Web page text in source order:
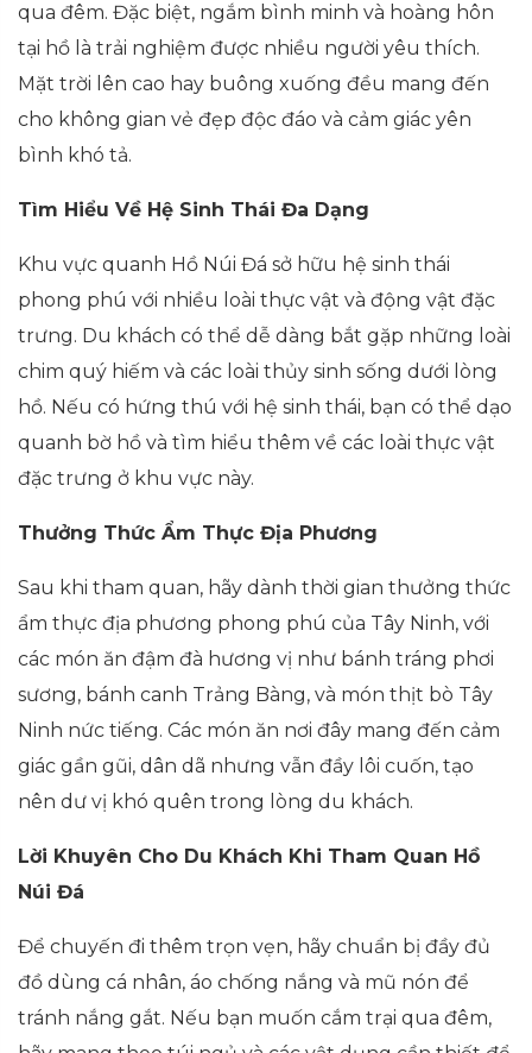
qua đêm. Đặc biệt, ngắm bình minh và hoàng hôn
tại hồ là trải nghiệm được nhiều người yêu thích.
Mặt trời lên cao hay buông xuống đều mang đến
cho không gian vẻ đẹp độc đáo và cảm giác yên
bình khó tả.
Tìm Hiểu Về Hệ Sinh Thái Đa Dạng
Khu vực quanh Hồ Núi Đá sở hữu hệ sinh thái
phong phú với nhiều loài thực vật và động vật đặc
trưng. Du khách có thể dễ dàng bắt gặp những loài
chim quý hiếm và các loài thủy sinh sống dưới lòng
hồ. Nếu có hứng thú với hệ sinh thái, bạn có thể dạo
quanh bờ hồ và tìm hiểu thêm về các loài thực vật
đặc trưng ở khu vực này.
Thưởng Thức Ẩm Thực Địa Phương
Sau khi tham quan, hãy dành thời gian thưởng thức
ẩm thực địa phương phong phú của Tây Ninh, với
các món ăn đậm đà hương vị như bánh tráng phơi
sương, bánh canh Trảng Bàng, và món thịt bò Tây
Ninh nức tiếng. Các món ăn nơi đây mang đến cảm
giác gần gũi, dân dã nhưng vẫn đầy lôi cuốn, tạo
nên dư vị khó quên trong lòng du khách.
Lời Khuyên Cho Du Khách Khi Tham Quan Hồ
Núi Đá
Để chuyến đi thêm trọn vẹn, hãy chuẩn bị đầy đủ
đồ dùng cá nhân, áo chống nắng và mũ nón để
tránh nắng gắt. Nếu bạn muốn cắm trại qua đêm,